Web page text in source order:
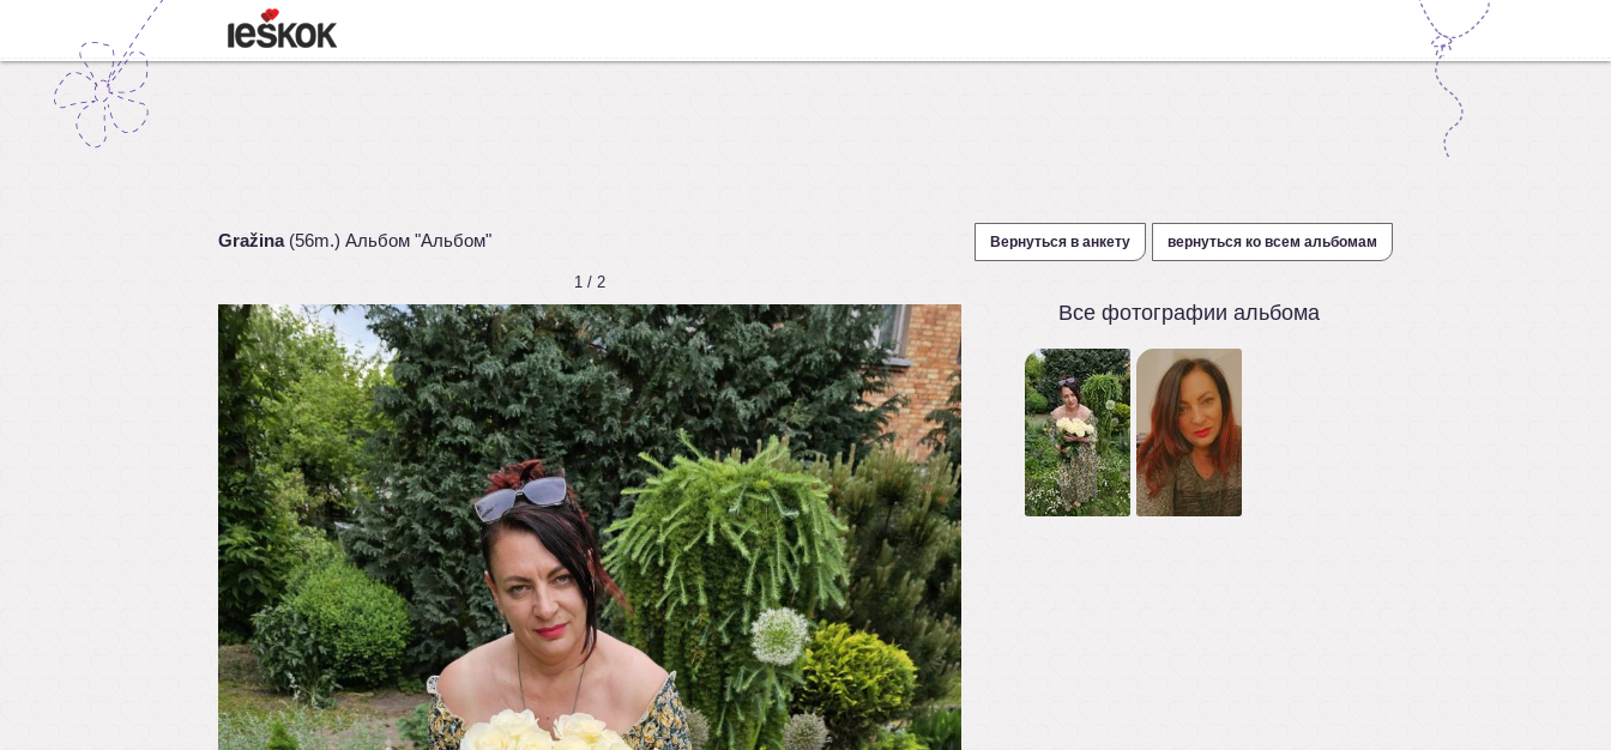
Gražina(56m.) Альбом "Альбом" Вернуться в анкету вернуться ко всем альбомам
1 / 2
Все фотографии альбома